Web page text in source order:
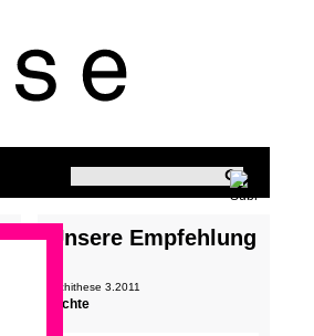
Unsere Empfehlung
archithese 3.2011
Dichte